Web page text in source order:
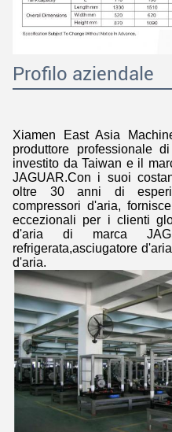
Profilo aziendale
Xiamen East Asia
produttore professionale
investito da Taiwan e il
JAGUAR.Con i suoi
oltre 30 anni di
compressori d'aria,
eccezionali per i clienti
d'aria di marca
refrigerata,asciugatore
d'aria.